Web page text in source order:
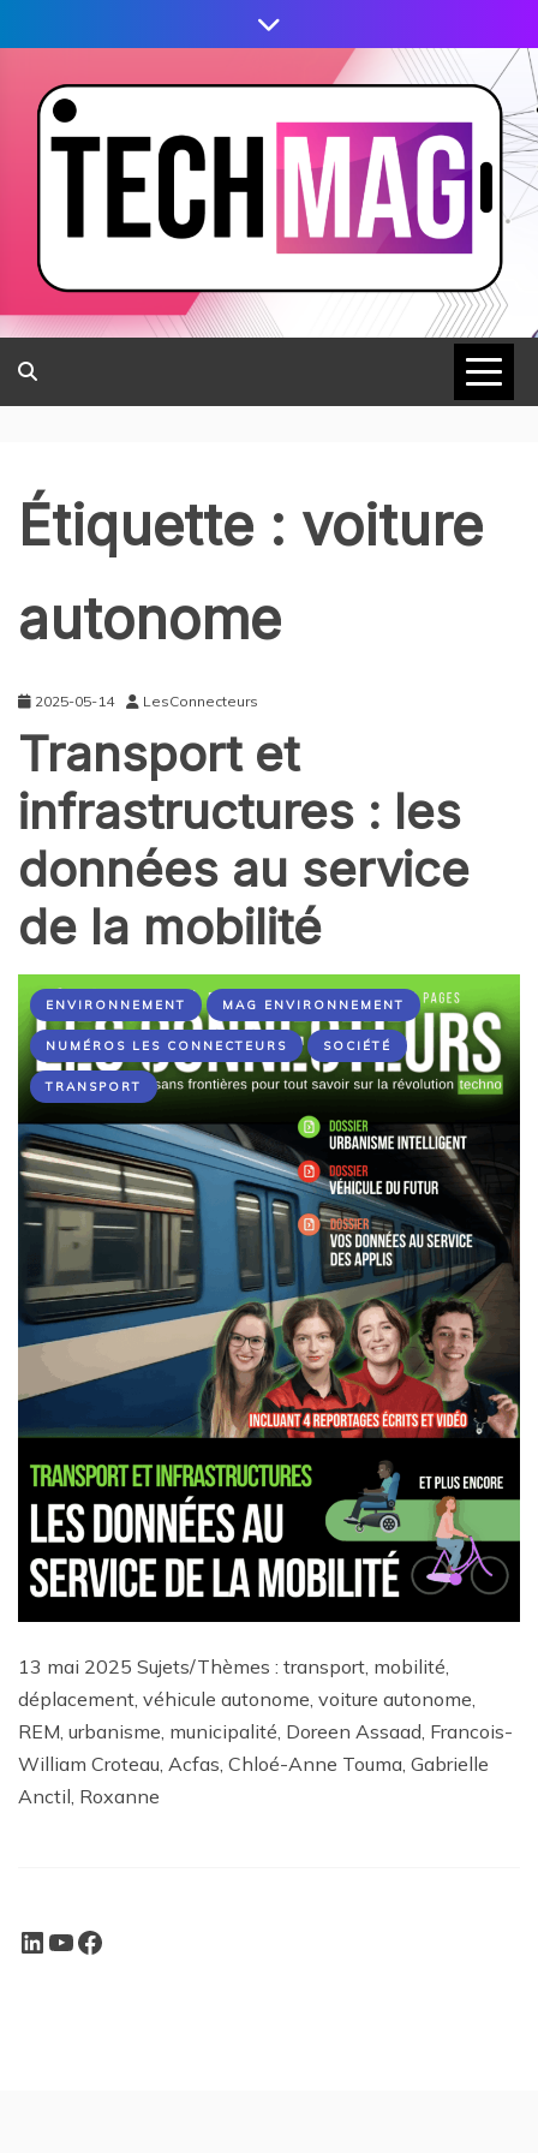
Étiquette : voiture
autonome
2025-05-14 LesConnecteurs
Transport et
infrastructures : les
données au service
de la mobilité
ENVIRONNEMENT MAG ENVIRONNEMENT
NUMÉROS LES CONNECTEURS SOCIÉTÉ
TRANSPORT
13 mai 2025 Sujets/Thèmes : transport, mobilité,
déplacement, véhicule autonome, voiture autonome,
REM, urbanisme, municipalité, Doreen Assaad, Francois-
William Croteau, Acfas, Chloé-Anne Touma, Gabrielle
Anctil, Roxanne